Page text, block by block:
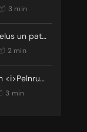
3 min
Zināšanas dod lielus un patīkamus laimestus
2 min
Grandu duelis un <i>Pelnrušķītes stāsts</i>: kādus pārsteigumus nesīs Čempionu līgas TOP 16?
3 min